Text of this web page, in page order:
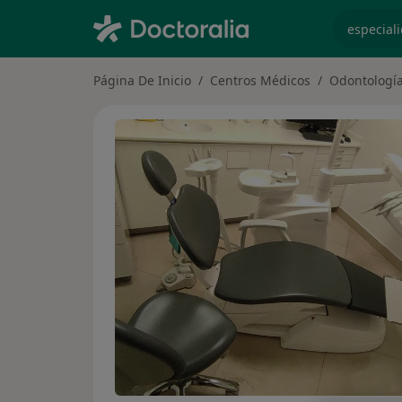
Página De Inicio Centros Médicos